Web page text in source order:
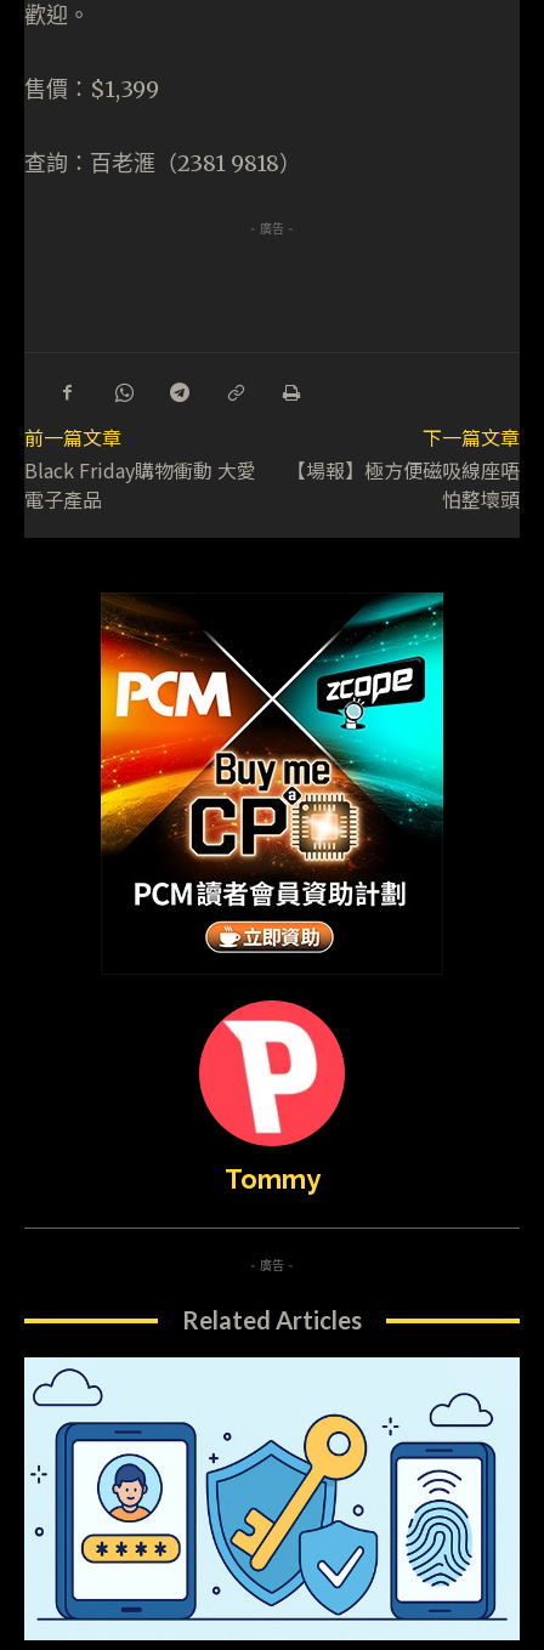
歡迎。
售價：$1,399
查詢：百老滙（2381 9818）
- 廣告 -
前一篇文章
Black Friday購物衝動 大愛
電子產品
下一篇文章
【場報】極方便磁吸線座唔
怕整壞頭
Tommy
- 廣告 -
Related Articles